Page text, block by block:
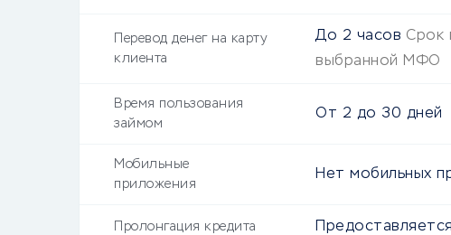
Перевод денег на карту
клиента
До 2 часов Срок
выбранной МФО
Время пользования
займом
От 2 до 30 дней
Мобильные
приложения
Нет мобильных
Пролонгация кредита